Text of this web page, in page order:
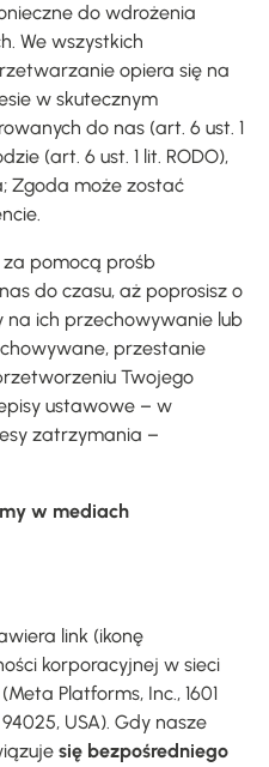
do wdrożenia
We wszystkich
opiera się na
w skutecznym
do nas (art. 6 ust. 1
(art. 6 ust. 1 lit. RODO),
Zgoda może zostać
za pomocą prośb
do czasu, aż poprosisz o
na ich przechowywanie lub
przestanie
Twojego
ustawowe – w
zatrzymania –
w mediach
link (ikonę
korporacyjnej w sieci
Platforms, Inc., 1601
USA). Gdy nasze
się bezpośredniego